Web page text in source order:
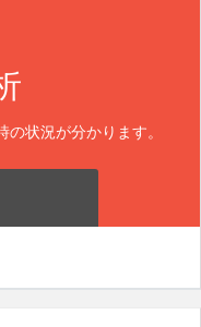
状況が分かります。